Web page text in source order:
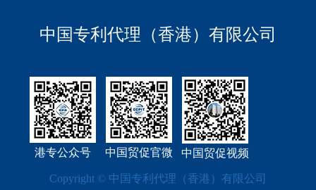
中国专利代理（香港）有限公司
港专公众号 中国贸促官微 中国贸促视频
Copyright © 中国专利代理（香港）有限公司